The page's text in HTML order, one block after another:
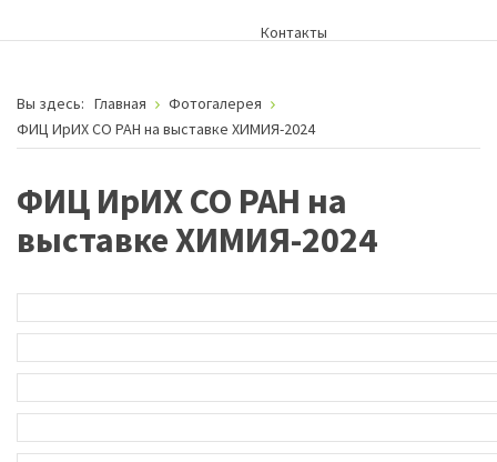
Контакты
Вы здесь: Главная
Фотогалерея
ФИЦ ИрИХ СО РАН на выставке ХИМИЯ-2024
ФИЦ ИрИХ СО РАН на
выставке ХИМИЯ-2024